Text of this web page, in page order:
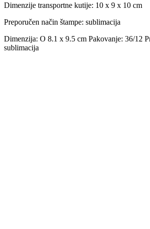
Dimenzije transportne kutije: 10 x 9 x 10 cm
Preporučen način štampe: sublimacija
Dimenzija: O 8.1 x 9.5 cm Pakovanje: 36/12
sublimacija